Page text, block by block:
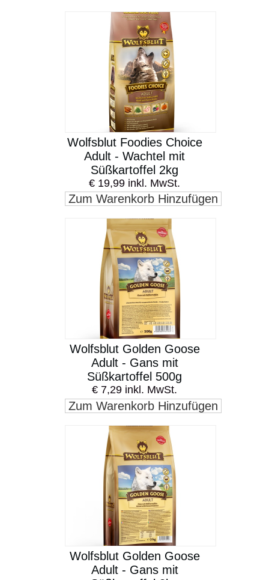
Wolfsblut Foodies Choice
Adult - Wachtel mit
Süßkartoffel 2kg
€ 19,99 inkl. MwSt.
Zum Warenkorb Hinzufügen
Wolfsblut Golden Goose
Adult - Gans mit
Süßkartoffel 500g
€ 7,29 inkl. MwSt.
Zum Warenkorb Hinzufügen
Wolfsblut Golden Goose
Adult - Gans mit